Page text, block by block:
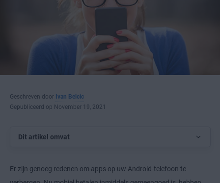
Geschreven door Ivan Belcic
Gepubliceerd op November 19, 2021
Dit artikel omvat
Er zijn genoeg redenen om apps op uw Android-telefoon te